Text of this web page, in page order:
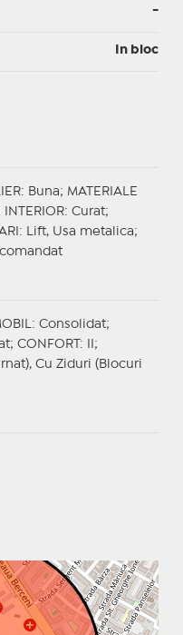
-
In bloc
: Buna; MATERIALE
INTERIOR: Curat;
: Lift, Usa metalica;
: Consolidat;
CONFORT : II;
Cu Ziduri (Blocuri